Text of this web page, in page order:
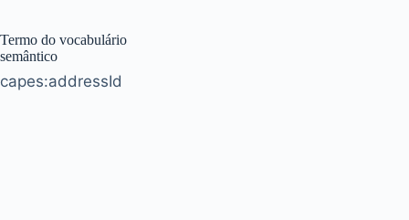
Termo do vocabulário
semântico
capes:addressId